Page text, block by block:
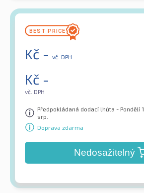
Kč - vč. DPH
Kč -
vč. DPH
Předpokládaná dodací lhůta - Pondělí
srp.
Doprava zdarma
Nedosažitelný